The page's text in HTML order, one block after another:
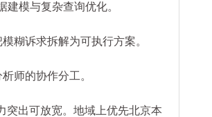
模与复杂查询优化。
诉求拆解为可执行方案。
师的协作分工。
出可放宽。地域上优先北京本